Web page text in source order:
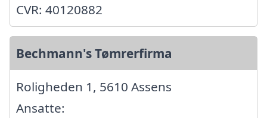
CVR: 40120882
Bechmann's Tømrerfirma
Roligheden 1, 5610 Assens
Ansatte: